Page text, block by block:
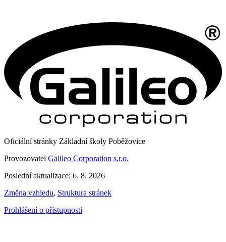
Oficiální stránky Základní školy Poběžovice
Provozovatel Galileo Corporation s.r.o.
Poslední aktualizace: 6. 8. 2026
Změna vzhledu, Struktura stránek
Prohlášení o přístupnosti